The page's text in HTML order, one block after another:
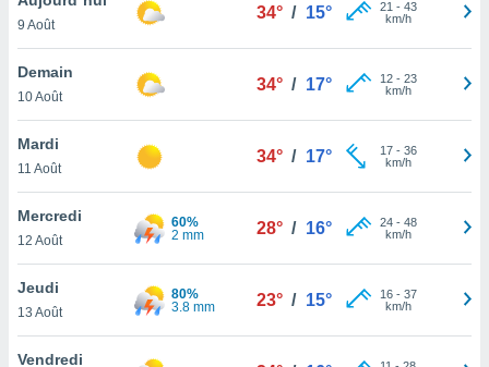
et
»,
au
vous
qu'ils
ou
le
ainsi
9 Août
34° / 15° 21 - 43
km/h
Demain
10 Août
34° / 17° 12- 23
km/h
Mardi
11 Août
34° / 17° 17- 36
km/h
Mercredi
12 Août
60%
2 mm
28° / 16° 24- 48
km/h
Jeudi
13 Août
80%
3.8 mm
23° / 15° 16- 37
km/h
Vendredi